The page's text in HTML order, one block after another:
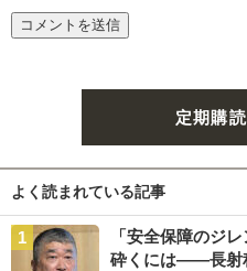
定期購
よく読まれている記事
「安全保障のジ
砕くには――長射